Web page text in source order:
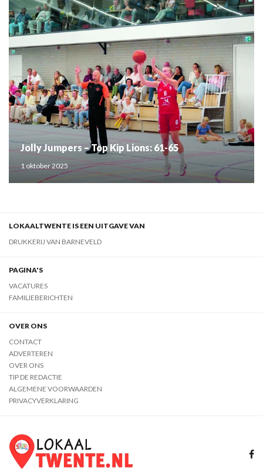
Jolly Jumpers – Top Kip Lions: 61-65
1 oktober 2025
LOKAALTWENTE IS EEN UITGAVE VAN
DRUKKERIJ VAN BARNEVELD
PAGINA'S
VACATURES
FAMILIEBERICHTEN
OVER ONS
CONTACT
ADVERTEREN
OVER ONS
TIP DE REDACTIE
ALGEMENE VOORWAARDEN
PRIVACYVERKLARING